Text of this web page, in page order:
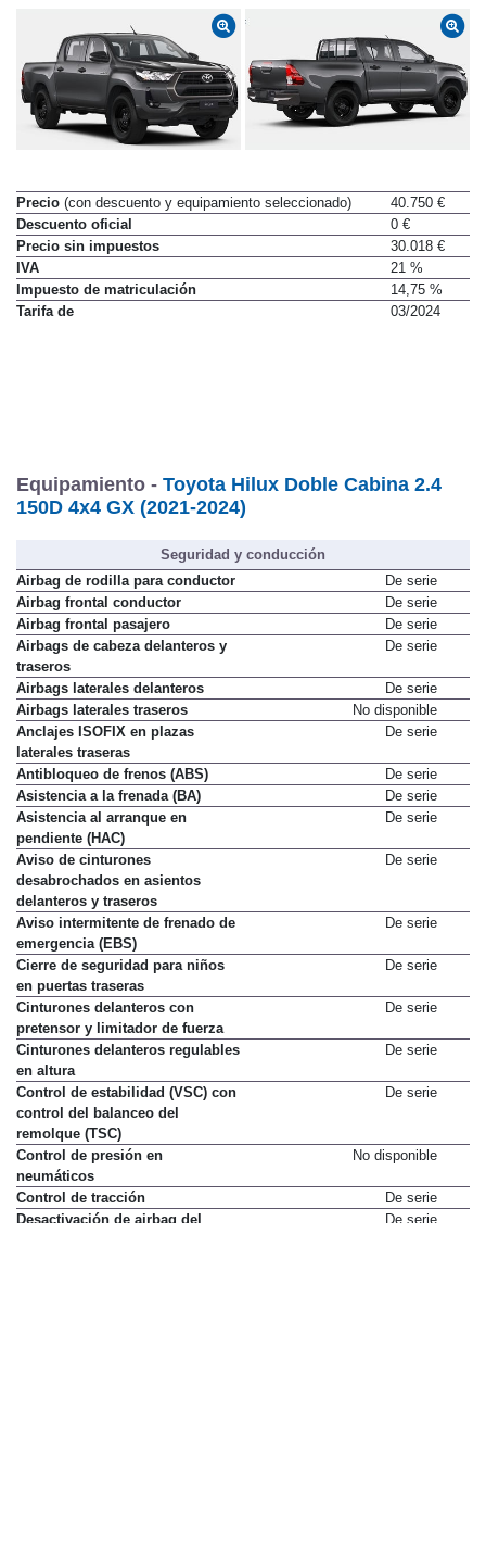
Precio (con descuento y equipamiento seleccionado)
40.750 €
Descuento oficial
0 €
Precio sin impuestos
30.018 €
IVA
21 %
Impuesto de matriculación
14,75 %
Tarifa de
03/2024
Equipamiento - Toyota Hilux Doble Cabina 2.4
150D 4x4 GX (2021-2024)
Seguridad y conducción
Airbag de rodilla para conductor
De serie
Airbag frontal conductor
De serie
Airbag frontal pasajero
De serie
Airbags de cabeza delanteros y
traseros
De serie
Airbags laterales delanteros
De serie
Airbags laterales traseros
No disponible
Anclajes ISOFIX en plazas
laterales traseras
De serie
Antibloqueo de frenos (ABS)
De serie
Asistencia a la frenada (BA)
De serie
Asistencia al arranque en
pendiente (HAC)
De serie
Aviso de cinturones
desabrochados en asientos
delanteros y traseros
De serie
Aviso intermitente de frenado de
emergencia (EBS)
De serie
Cierre de seguridad para niños
en puertas traseras
De serie
Cinturones delanteros con
pretensor y limitador de fuerza
De serie
Cinturones delanteros regulables
en altura
De serie
Control de estabilidad (VSC) con
control del balanceo del
remolque (TSC)
De serie
Control de presión en
neumáticos
No disponible
Control de tracción
De serie
Desactivación de airbag del
De serie